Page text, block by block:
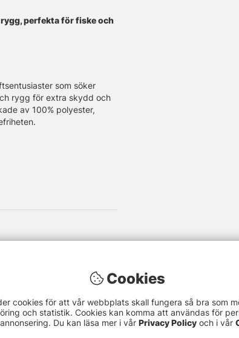
perfekta för fiske och
som söker
rygg för extra skydd och
av 100% polyester,
Cookies
cookies för att vår webbplats skall fungera så bra som
och statistik. Cookies kan komma att användas för
Du kan läsa mer i vår Privacy Policy och i vår